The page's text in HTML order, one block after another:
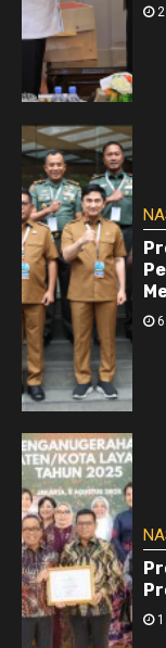
2
6
1